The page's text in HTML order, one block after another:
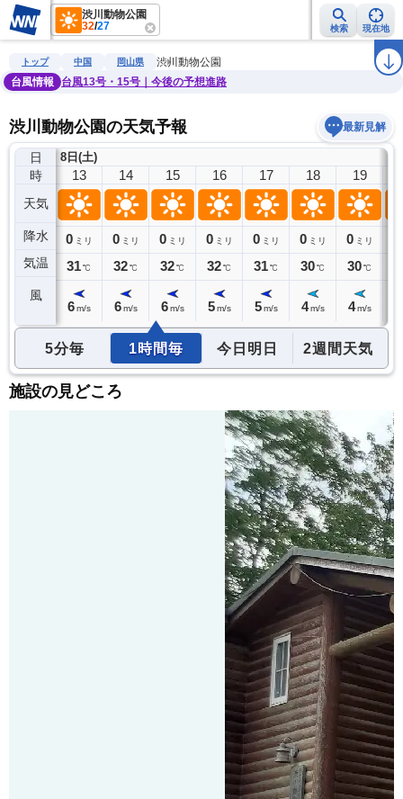
渋川動物公園
32/27 検索 現在地
雨雲レーダー 台風情報 地震情報 ラ
トップ 中国 岡山県
渋川動物公園
台風情報
台風13号・15号｜今後の予想進路
渋川動物公園の天気予報 最新見解
日
時
天気
降水
気温
風
8日(土)
12
0ミリ
30℃
13
0 ミリ
31℃
6 m/s
14
0 ミリ
32℃
6 m/s
15
0 ミリ
32℃
6 m/s
16
0 ミリ
32℃
5 m/s
17
0 ミリ
31℃
5 m/s
18
0 ミリ
30℃
4 m/s
19
0 ミリ
30℃
4 m/s
5分毎 1時間毎 今日明日 2週間天気
施設の見どころ